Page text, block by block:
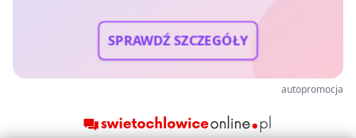
SPRAWDŹ SZCZEGÓŁY
autopromocja